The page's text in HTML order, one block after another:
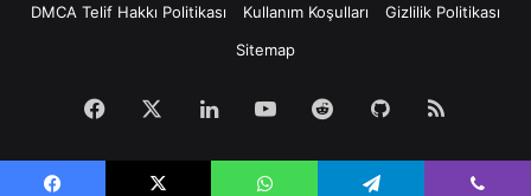
DMCA Telif Hakkı Politikası
Kullanım Koşulları
Gizlilik Politikası
Sitemap
Facebook LinkedInYouTubeRedditGitHubRSS